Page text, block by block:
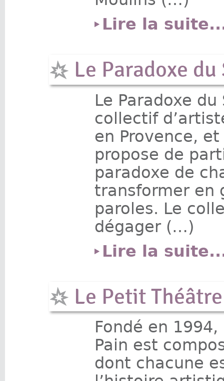
Lire la
Le Paradoxe
Le Paradoxe
collectif
en Provence,
propose de
paradoxe de
transformer en
paroles. Le
dégager (…)
Lire la
Le Petit
Fondé en
Pain est
dont chacune